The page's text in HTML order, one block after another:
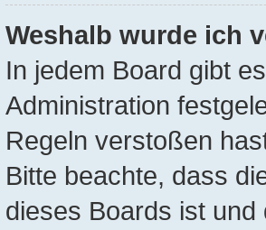
Weshalb wurde ich
In jedem Board gibt
Administration
Regeln verstoßen
Bitte beachte, dass
dieses Boards ist